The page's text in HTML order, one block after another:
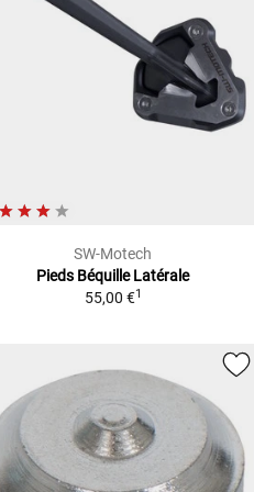
SW-Motech
Pieds Béquille Latérale
55,00 €1